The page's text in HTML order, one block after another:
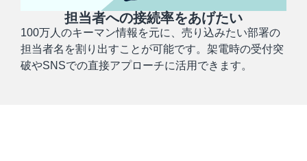
担当者への接続率をあげたい
100万人のキーマン情報を元に、売り込みたい部署の
担当者名を割り出すことが可能です。架電時の受付突
破やSNSでの直接アプローチに活用できます。